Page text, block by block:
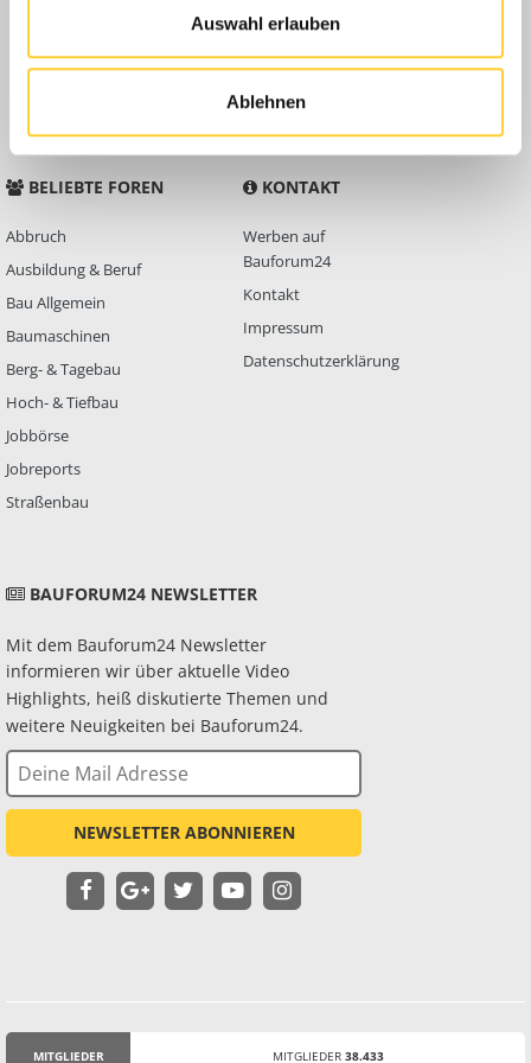
Auswahl erlauben
Ablehnen
Anleitungen
FAQ
Community Regeln
BELIEBTE FOREN
Abbruch
Ausbildung & Beruf
Bau Allgemein
Baumaschinen
Berg- & Tagebau
Hoch- & Tiefbau
Jobbörse
Jobreports
Straßenbau
KONTAKT
Werben auf
Bauforum24
Kontakt
Impressum
Datenschutzerklärung
BAUFORUM24 NEWSLETTER
Mit dem Bauforum24 Newsletter
informieren wir über aktuelle Video
Highlights, heiß diskutierte Themen und
weitere Neuigkeiten bei Bauforum24.
NEWSLETTER ABONNIEREN
MITGLIEDER MITGLIEDER 38.433